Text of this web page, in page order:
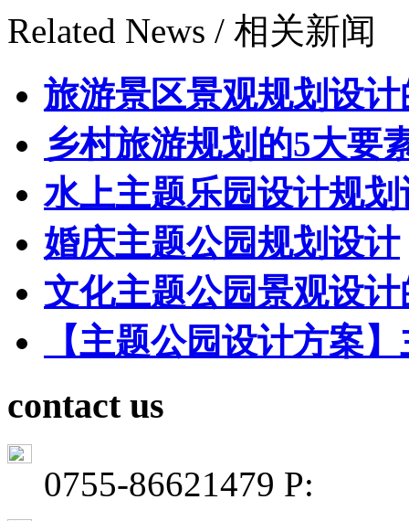
Related News / 相关新闻
旅游景区景观规划设计
乡村旅游规划的5大要
水上主题乐园设计规划
婚庆主题公园规划设计
文化主题公园景观设计
【主题公园设计方案
contact us
0755-86621479 P: